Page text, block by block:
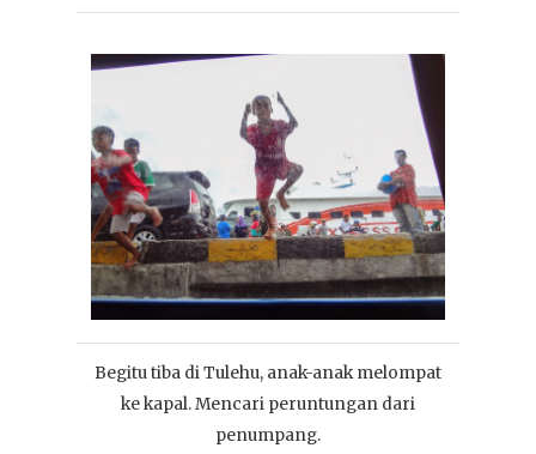
Begitu tiba di Tulehu, anak-anak melompat
ke kapal. Mencari peruntungan dari
penumpang.